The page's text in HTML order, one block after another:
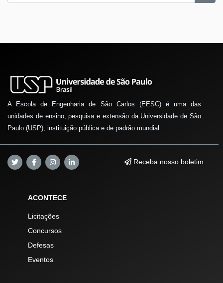
A Escola de Engenharia de São Carlos (EESC) é uma das
unidades de ensino, pesquisa e extensão da Universidade de São
Paulo (USP), instituição pública e de padrão mundial.
Receba nosso boletim
ACONTECE
Licitações
Concursos
Defesas
Eventos